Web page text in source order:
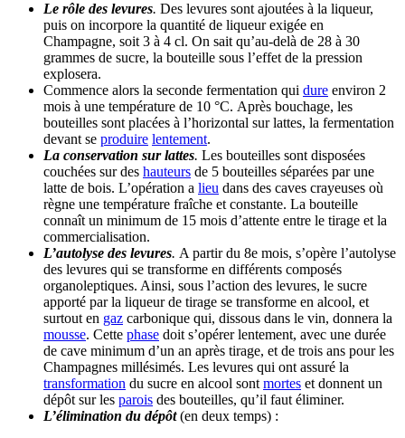
Le rôle des levures. Des levures sont ajoutées à la liqueur,
puis on incorpore la quantité de liqueur exigée en
Champagne, soit 3 à 4 cl. On sait qu’au-delà de 28 à 30
grammes de sucre, la bouteille sous l’effet de la pression
explosera.
Commence alors la seconde fermentation qui dure environ 2
mois à une température de 10 °C. Après bouchage, les
bouteilles sont placées à l’horizontal sur lattes, la fermentation
devant se produire lentement.
La conservation sur lattes. Les bouteilles sont disposées
couchées sur des hauteurs de 5 bouteilles séparées par une
latte de bois. L’opération a lieu dans des caves crayeuses où
règne une température fraîche et constante. La bouteille
connaît un minimum de 15 mois d’attente entre le tirage et la
commercialisation.
L’autolyse des levures. A partir du 8e mois, s’opère l’autolyse
des levures qui se transforme en différents composés
organoleptiques. Ainsi, sous l’action des levures, le sucre
apporté par la liqueur de tirage se transforme en alcool, et
surtout en gaz carbonique qui, dissous dans le vin, donnera la
mousse. Cette phase doit s’opérer lentement, avec une durée
de cave minimum d’un an après tirage, et de trois ans pour les
Champagnes millésimés. Les levures qui ont assuré la
transformation du sucre en alcool sont mortes et donnent un
dépôt sur les parois des bouteilles, qu’il faut éliminer.
L’élimination du dépôt(en deux temps) :